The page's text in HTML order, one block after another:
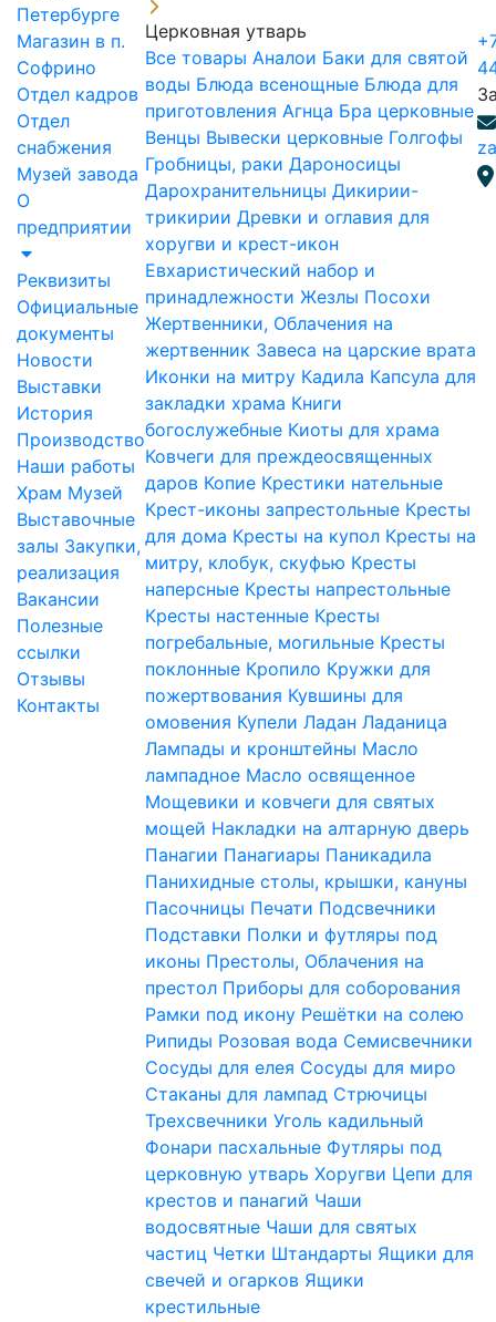
Петербурге
Магазин в п.
Софрино
Отдел кадров
Отдел
снабжения
Музей завода
О
предприятии
Реквизиты
Официальные
документы
Новости
Выставки
История
Производство
Наши работы
Храм Музей
Выставочные
залы Закупки,
реализация
Вакансии
Полезные
ссылки
Отзывы
Контакты
Церковная утварь
Все товары Аналои Баки для святой
воды Блюда всенощные Блюда для
приготовления Агнца Бра церковные
Венцы Вывески церковные Голгофы
Гробницы, раки Дароносицы
Дарохранительницы Дикирии-
трикирии Древки и оглавия для
хоругви и крест-икон
Евхаристический набор и
принадлежности Жезлы Посохи
Жертвенники, Облачения на
жертвенник Завеса на царские врата
Иконки на митру Кадила Капсула для
закладки храма Книги
богослужебные Киоты для храма
Ковчеги для преждеосвященных
даров Копие Крестики нательные
Крест-иконы запрестольные Кресты
для дома Кресты на купол Кресты на
митру, клобук, скуфью Кресты
наперсные Кресты напрестольные
Кресты настенные Кресты
погребальные, могильные Кресты
поклонные Кропило Кружки для
пожертвования Кувшины для
омовения Купели Ладан Ладаница
Лампады и кронштейны Масло
лампадное Масло освященное
Мощевики и ковчеги для святых
мощей Накладки на алтарную дверь
Панагии Панагиары Паникадила
Панихидные столы, крышки, кануны
Пасочницы Печати Подсвечники
Подставки Полки и футляры под
иконы Престолы, Облачения на
престол Приборы для соборования
Рамки под икону Решётки на солею
Рипиды Розовая вода Семисвечники
Сосуды для елея Сосуды для миро
Стаканы для лампад Стрючицы
Трехсвечники Уголь кадильный
Фонари пасхальные Футляры под
церковную утварь Хоругви Цепи для
крестов и панагий Чаши
водосвятные Чаши для святых
частиц Четки Штандарты Ящики для
свечей и огарков Ящики
крестильные